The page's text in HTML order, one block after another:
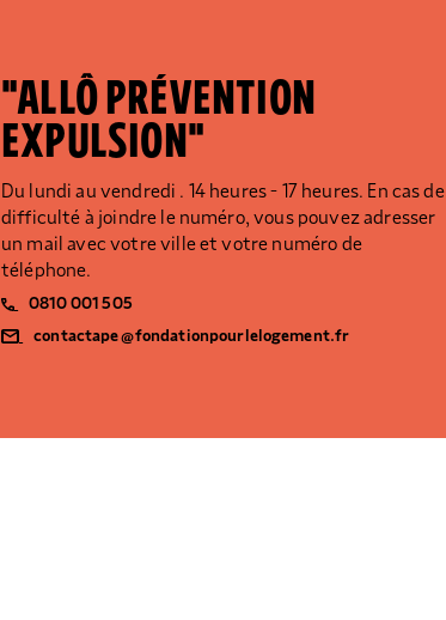
"ALLÔ PRÉVENTION
EXPULSION"
Du lundi au vendredi . 14 heures - 17 heures. En cas de
difficulté à joindre le numéro, vous pouvez adresser
un mail avec votre ville et votre numéro de
téléphone.
0810 001 505
contactape@fondationpourlelogement.fr